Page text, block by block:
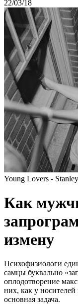
22/03/18
Young Lovers -
Как
измену
Психофизиологи
самцы буквально
оплодотворение
них, как у носителей
основная задача.